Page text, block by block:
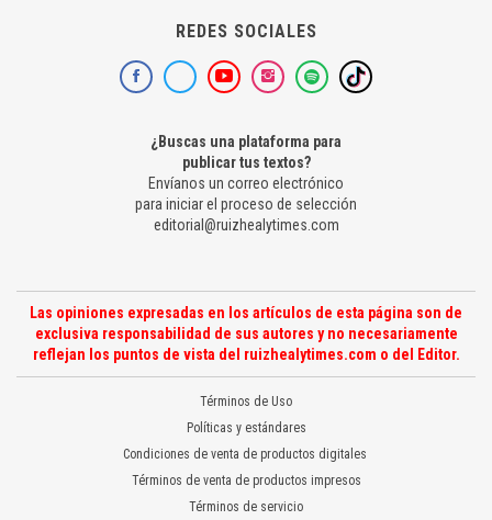
REDES SOCIALES
¿Buscas una plataforma para
publicar tus textos?
Envíanos un correo electrónico
para iniciar el proceso de selección
editorial@ruizhealytimes.com
Las opiniones expresadas en los artículos de esta página son de
exclusiva responsabilidad de sus autores y no necesariamente
reflejan los puntos de vista del ruizhealytimes.com o del Editor.
Términos de Uso
Políticas y estándares
Condiciones de venta de productos digitales
Términos de venta de productos impresos
Términos de servicio